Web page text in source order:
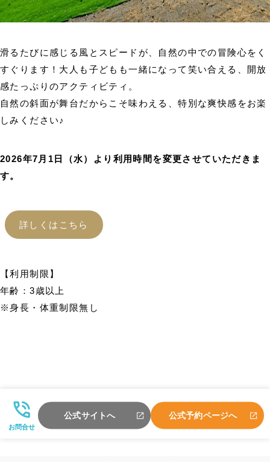
滑るたびに感じる風とスピードが、自然の中での冒険心をく
すぐります！大人も子どもも一緒になって笑い合える、開放
感たっぷりのアクティビティ。
自然の斜面が舞台だからこそ味わえる、特別な爽快感をお楽
しみください♪
2026年7月1日（水）より利用時間を変更させていただきま
す。
詳しくはこちら
【利用制限】
年齢：3歳以上
※身長・体重制限無し
お問合せ
公式サイトへ 公式予約ページへ